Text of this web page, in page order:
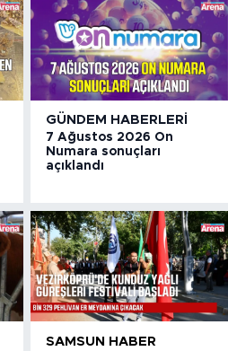
GÜNDEM HABERLERI
7 Ağustos 2026 On
Numara sonuçları
açıklandı
SAMSUN HABER